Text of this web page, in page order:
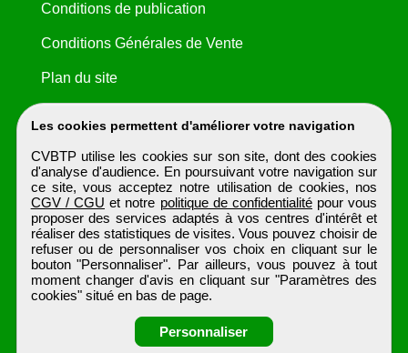
Les cookies permettent d'améliorer votre navigation
CVBTP utilise les cookies sur son site, dont des cookies
d'analyse d'audience. En poursuivant votre navigation sur
ce site, vous acceptez notre utilisation de cookies, nos
CGV / CGU et notre politique de confidentialité pour vous
proposer des services adaptés à vos centres d'intérêt et
réaliser des statistiques de visites. Vous pouvez choisir de
refuser ou de personnaliser vos choix en cliquant sur le
bouton "Personnaliser". Par ailleurs, vous pouvez à tout
moment changer d'avis en cliquant sur "Paramètres des
cookies" situé en bas de page.
Personnaliser
Conditions de publication
Conditions Générales de Vente
Plan du site